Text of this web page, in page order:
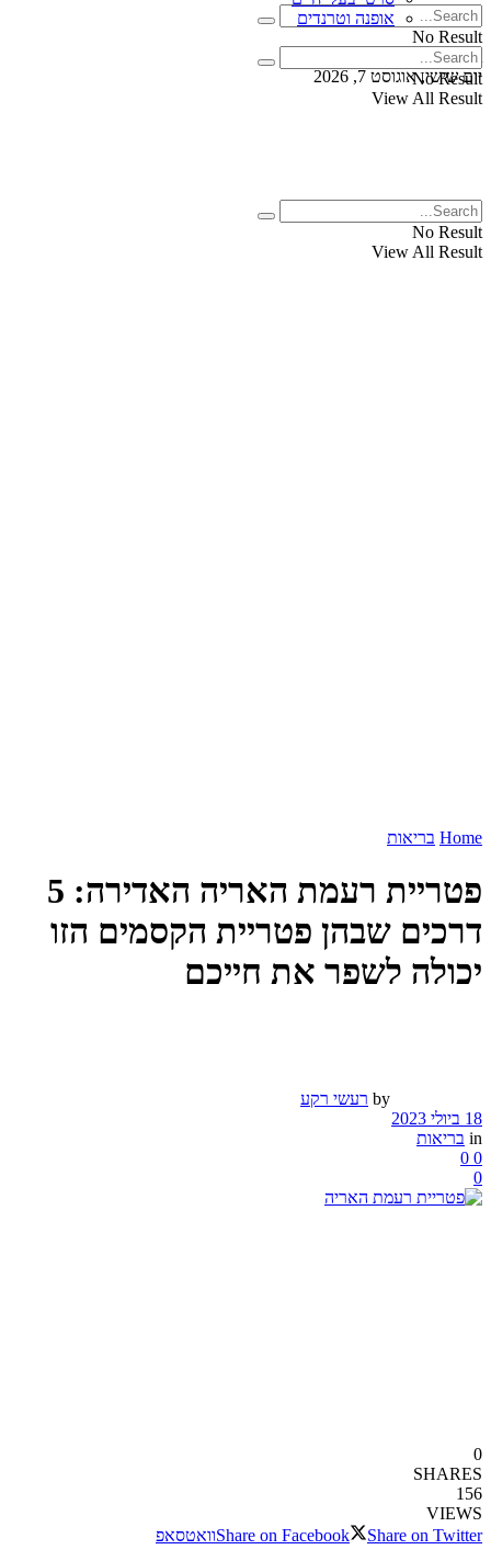
No Result
View All Result
יום שישי, אוגוסט 7, 2026
אופנה וטרנדים
No Result
View All Result
No Result
View All Result
Home בריאות
פטריית רעמת האריה האדירה: 5
דרכים שבהן פטריית הקסמים הזו
יכולה לשפר את חייכם
by רעשי רקע
18 ביולי 2023
in בריאות
0
0
0
0
SHARES
156
VIEWS
Share on Facebook
Share on Twitter
וואטסאפ